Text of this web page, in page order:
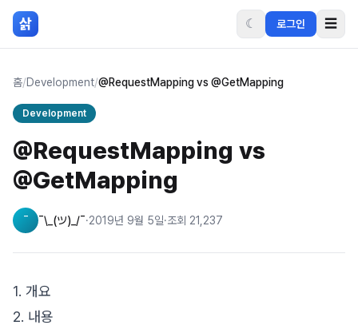
본문 바로가기
삵 ☾ 로그인 ☰
홈/Development/@RequestMapping vs @GetMapping
Development
@RequestMapping vs
@GetMapping
¯ ¯\_(ツ)_/¯·2019년 9월 5일·조회 21,237
1. 개요
2. 내용